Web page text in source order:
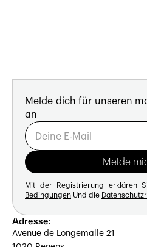
Melde dich für unseren
an
Mit der Registrierung erklären
Bedingungen Und die
Adresse:
Avenue de Longemalle 21